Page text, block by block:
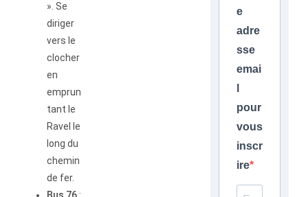
». Se
diriger
vers le
clocher
en
emprun
tant le
Ravel le
long du
chemin
de fer.
e
adre
sse
emai
pour
vous
inscr
ire